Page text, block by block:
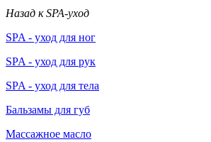
Назад к SPA-уход
SPA - уход для ног
SPA - уход для рук
SPA - уход для тела
Бальзамы для губ
Массажное масло